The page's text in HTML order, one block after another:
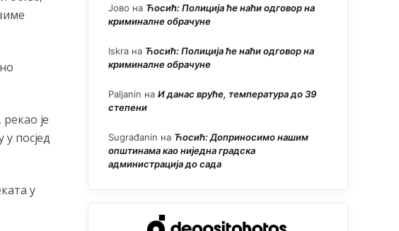
је
посјед
у
Јово на Ћосић: Полиција ће наћи одговор на
криминалне обрачуне
Iskra на Ћосић: Полиција ће наћи одговор на
криминалне обрачуне
Paljanin на И данас вруће, температура до 39
степени
Sugrađanin на Ћосић: Доприносимо нашим
општинама као ниједна градска
администрација до сада